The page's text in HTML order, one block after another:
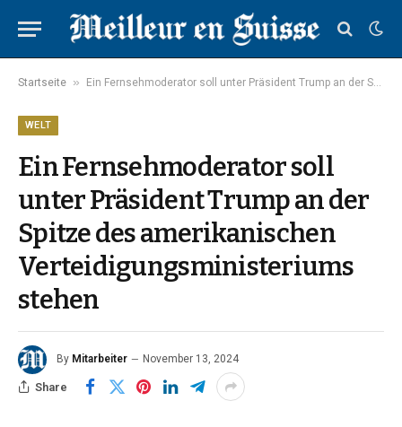
Startseite » Ein Fernsehmoderator soll unter Präsident Trump an der Spitze des amerikanischen Verteidigungsministeriums stehen
WELT
Ein Fernsehmoderator soll
unter Präsident Trump an der
Spitze des amerikanischen
Verteidigungsministeriums
stehen
By Mitarbeiter November 13, 2024
Share